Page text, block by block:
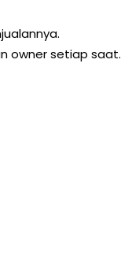
owner setiap saat.